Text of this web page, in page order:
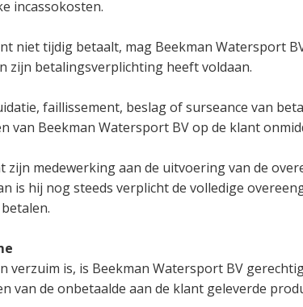
incassokosten.
niet tijdig betaalt, mag Beekman Watersport
zijn betalingsverplichting heeft voldaan.
faillissement, beslag of surseance van
van Beekman Watersport BV op de klant
zijn medewerking aan de uitvoering van de
is hij nog steeds verplicht de volledige
verzuim is, is Beekman Watersport BV
van de onbetaalde aan de klant geleverde